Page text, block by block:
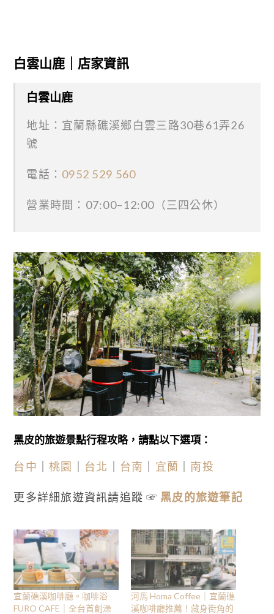
白雲山鹿｜店家資訊
白雲山鹿
地址：宜蘭縣礁溪鄉白雲三路30巷61弄26
號
電話： 0952 529 560
營業時間：07:00–12:00（三四公休）
黑皮的旅遊景點行程攻略，請點以下選項：
台中 ｜桃園 台北 台南 宜蘭 南投
更多詳細旅遊資訊請追蹤 ☞ 黑皮的旅遊筆記
宜蘭礁溪咖啡廳。咖啡浴
FURO CAFE｜全台首創澡
河馬 Homa Coffee｜宜蘭礁
溪咖啡廳推薦！藏身街角的